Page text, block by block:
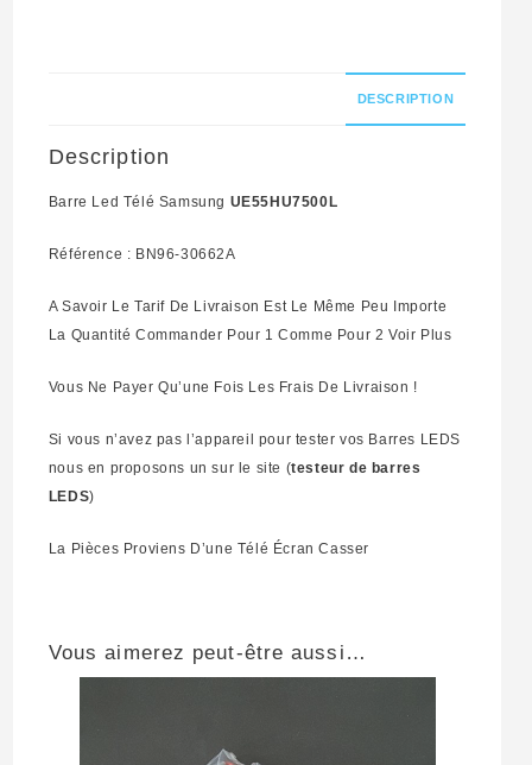
DESCRIPTION
Description
Barre Led Télé Samsung UE55HU7500L
Référence : BN96-30662A
A Savoir Le Tarif De Livraison Est Le Même Peu Importe
La Quantité Commander Pour 1 Comme Pour 2 Voir Plus
Vous Ne Payer Qu’une Fois Les Frais De Livraison !
Si vous n’avez pas l’appareil pour tester vos Barres LEDS
nous en proposons un sur le site (testeur de barres
LEDS)
La Pièces Proviens D’une Télé Écran Casser
Vous aimerez peut-être aussi…